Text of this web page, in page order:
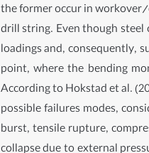
the former occur in
drill string. Even though
loadings and, consequently,
point, where the bending
According to Hokstad et al.
possible failures modes,
burst, tensile rupture,